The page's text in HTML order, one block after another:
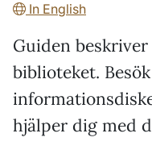
In English
Guiden
biblioteket.
hjälper dig med